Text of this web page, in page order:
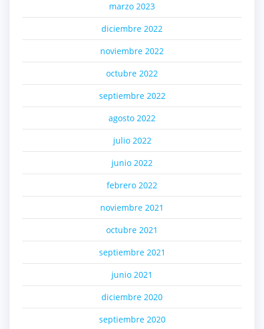
marzo 2023
diciembre 2022
noviembre 2022
octubre 2022
septiembre 2022
agosto 2022
julio 2022
junio 2022
febrero 2022
noviembre 2021
octubre 2021
septiembre 2021
junio 2021
diciembre 2020
septiembre 2020